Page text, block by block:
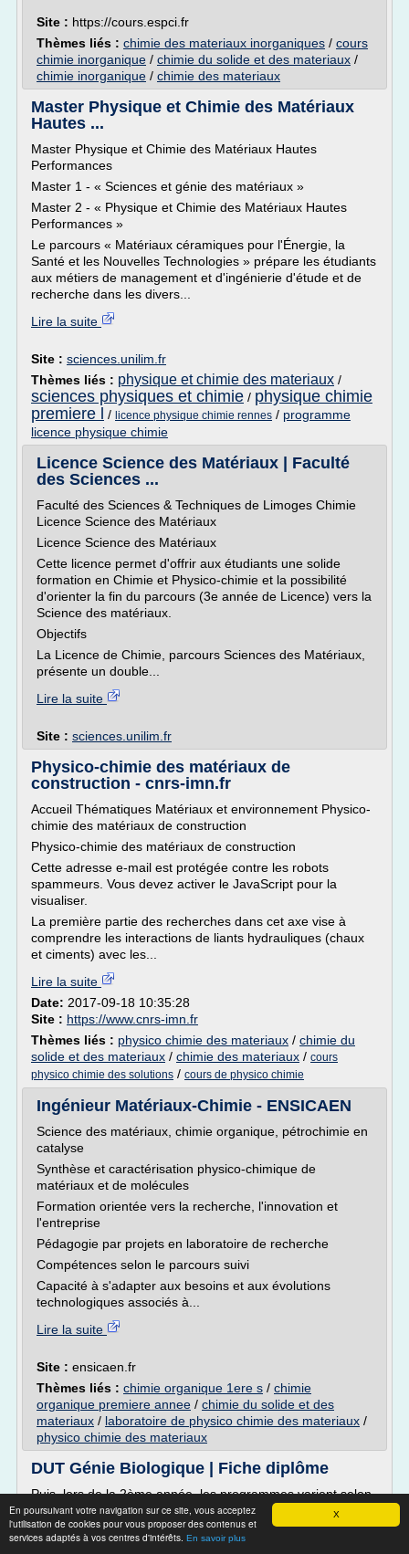
X
En poursuivant votre navigation sur ce site, vous acceptez
l'utilisation de cookies pour vous proposer des contenus et
services adaptés à vos centres d'intérêts. En savoir plus
Site : https://cours.espci.fr
Thèmes liés : chimie des materiaux inorganiques / cours
chimie inorganique / chimie du solide et des materiaux /
chimie inorganique / chimie des materiaux
Master Physique et Chimie des Matériaux
Hautes ...
Master Physique et Chimie des Matériaux Hautes
Performances
Master 1 - « Sciences et génie des matériaux »
Master 2 - « Physique et Chimie des Matériaux Hautes
Performances »
Le parcours « Matériaux céramiques pour l'Énergie, la
Santé et les Nouvelles Technologies » prépare les étudiants
aux métiers de management et d'ingénierie d'étude et de
recherche dans les divers...
Lire la suite
Site : sciences.unilim.fr
Thèmes liés : physique et chimie des materiaux /
sciences physiques et chimie / physique chimie
premiere l
/ licence physique chimie rennes / programme
licence physique chimie
Licence Science des Matériaux | Faculté
des Sciences ...
Faculté des Sciences & Techniques de Limoges Chimie
Licence Science des Matériaux
Licence Science des Matériaux
Cette licence permet d'offrir aux étudiants une solide
formation en Chimie et Physico-chimie et la possibilité
d'orienter la fin du parcours (3e année de Licence) vers la
Science des matériaux.
Objectifs
La Licence de Chimie, parcours Sciences des Matériaux,
présente un double...
Lire la suite
Site : sciences.unilim.fr
Physico-chimie des matériaux de
construction - cnrs-imn.fr
Accueil Thématiques Matériaux et environnement Physico-
chimie des matériaux de construction
Physico-chimie des matériaux de construction
Cette adresse e-mail est protégée contre les robots
spammeurs. Vous devez activer le JavaScript pour la
visualiser.
La première partie des recherches dans cet axe vise à
comprendre les interactions de liants hydrauliques (chaux
et ciments) avec les...
Lire la suite
Date: 2017-09-18 10:35:28
Site : https://www.cnrs-imn.fr
Thèmes liés : physico chimie des materiaux / chimie du
solide et des materiaux / chimie des materiaux / cours
physico chimie des solutions / cours de physico chimie
Ingénieur Matériaux-Chimie - ENSICAEN
Science des matériaux, chimie organique, pétrochimie en
catalyse
Synthèse et caractérisation physico-chimique de
matériaux et de molécules
Formation orientée vers la recherche, l'innovation et
l'entreprise
Pédagogie par projets en laboratoire de recherche
Compétences selon le parcours suivi
Capacité à s'adapter aux besoins et aux évolutions
technologiques associés à...
Lire la suite
Site : ensicaen.fr
Thèmes liés : chimie organique 1ere s / chimie
organique premiere annee / chimie du solide et des
materiaux / laboratoire de physico chimie des materiaux /
physico chimie des materiaux
DUT Génie Biologique | Fiche diplôme
Puis, lors de la 2ème année, les programmes varient selon
l'option :
- Option Chimie :